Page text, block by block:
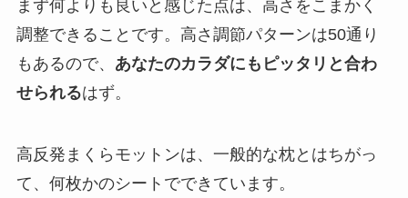
まず何よりも良いと感じた点は、高さをこまかく
調整できることです。高さ調節パターンは50通り
もあるので、 あなたのカラダにもピッタリと合わ
せられるはず。
高反発まくらモットンは、一般的な枕とはちがっ
て、何枚かのシートでできています。